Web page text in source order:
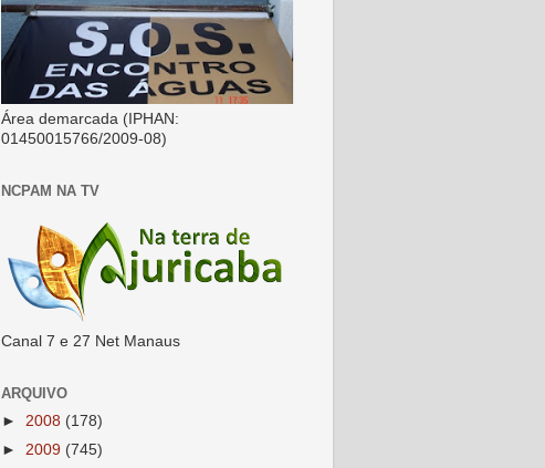
Área demarcada (IPHAN:
01450015766/2009-08)
NCPAM NA TV
Canal 7 e 27 Net Manaus
ARQUIVO
► 2008 (178)
► 2009 (745)